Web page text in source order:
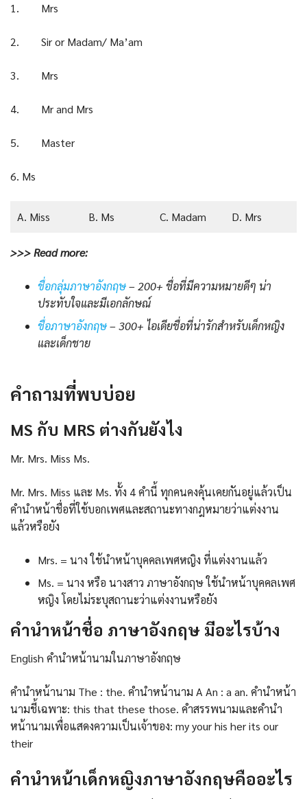
1. Mrs
2. Sir or Madam/ Ma’am
3. Mrs
4. Mr and Mrs
5. Master
6. Ms
A. Miss B. Ms C. Madam D. Mrs
>>> Read more:
ชื่อกลุ่มภาษาอังกฤษ– 200+ ชื่อที่มีความหมายดีๆ น่า
ประทับใจและมีเอกลักษณ์
ชื่อภาษาอังกฤษ– 300+ ไอเดียชื่อที่น่ารักสำหรับเด็กหญิง
และเด็กชาย
คำถามที่พบบ่อย
MS กับ MRS ต่างกันยังไง
Mr. Mrs. Miss Ms.
Mr. Mrs. Miss และ Ms. ทั้ง 4 คำนี้ ทุกคนคงคุ้นเคยกันอยู่แล้วเป็น
คำนำหน้าชื่อที่ใช้บอกเพศและสถานะทางกฎหมายว่าแต่งงาน
แล้วหรือยัง
Mrs. = นาง ใช้นำหน้าบุคคลเพศหญิง ที่แต่งงานแล้ว
Ms. = นาง หรือ นางสาว ภาษาอังกฤษ ใช้นำหน้าบุคคลเพศ
หญิง โดยไม่ระบุสถานะว่าแต่งงานหรือยัง
คํานําหน้าชื่อ ภาษาอังกฤษ มีอะไรบ้าง
English คำนำหน้านามในภาษาอังกฤษ
คำนำหน้านาม The : the. คำนำหน้านาม A An : a an. คำนำหน้า
นามชี้เฉพาะ: this that these those. คำสรรพนามและคำนำ
หน้านามเพื่อแสดงความเป็นเจ้าของ: my your his her its our
their
คำนำหน้าเด็กหญิงภาษาอังกฤษคืออะไร